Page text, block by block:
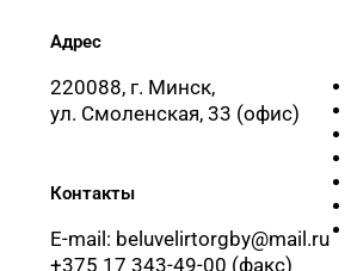
Адрес
220088, г. Минск,
ул. Смоленская, 33 (офис)
Контакты
E-mail: beluvelirtorgby@mail.ru
+375 17 343-49-00 (факс)